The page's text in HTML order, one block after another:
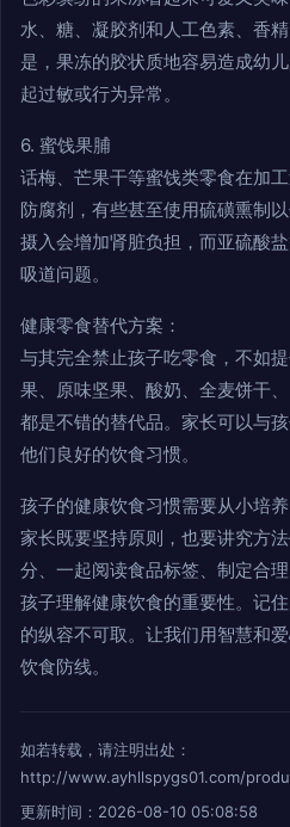
水、糖、凝胶剂和人工色素、香
是，果冻的胶状质地容易造成幼
起过敏或行为异常。
6. 蜜饯果脯
话梅、芒果干等蜜饯类零食在加
防腐剂，有些甚至使用硫磺熏制
摄入会增加肾脏负担，而亚硫酸
吸道问题。
健康零食替代方案：
与其完全禁止孩子吃零食，不如
果、原味坚果、酸奶、全麦饼干
都是不错的替代品。家长可以与
他们良好的饮食习惯。
孩子的健康饮食习惯需要从小培
家长既要坚持原则，也要讲究方
分、一起阅读食品标签、制定合
孩子理解健康饮食的重要性。记
的纵容不可取。让我们用智慧和
饮食防线。
如若转载，请注明出处：
http://www.ayhllspygs01.com/
更新时间：2026-08-10 05:08:58